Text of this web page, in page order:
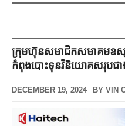
ក្រុមហ៊ុន​សមាជិកសមាគមឧស្
កំពុងបោះទុនវិនិយោគសរុបជា
DECEMBER 19, 2024 BY VIN